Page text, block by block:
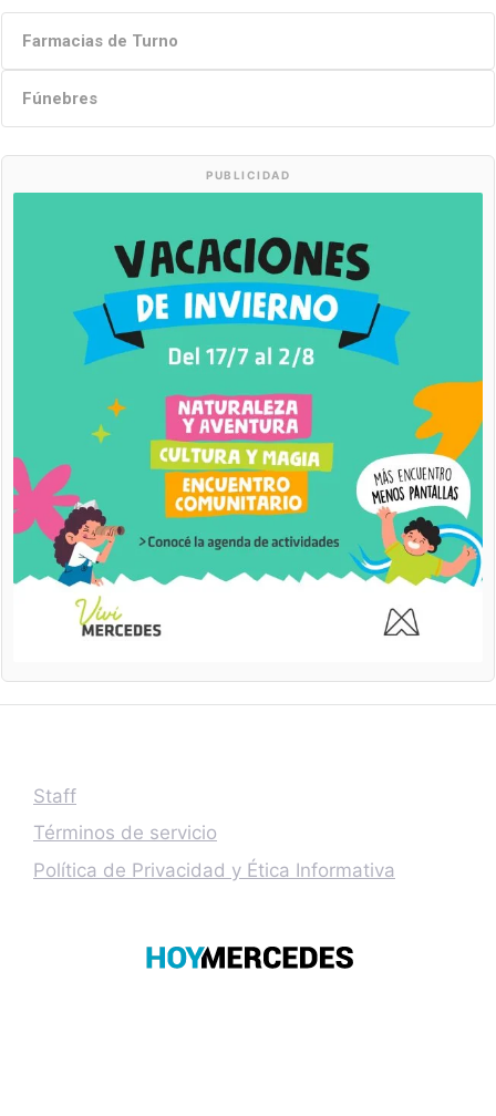
Farmacias de Turno
Fúnebres
PUBLICIDAD
Staff
Términos de servicio
Política de Privacidad y Ética Informativa